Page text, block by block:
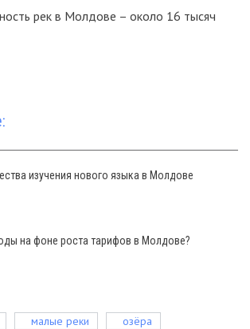
рек в Молдове – около 16 тысяч
изучения нового языка в Молдове
на фоне роста тарифов в Молдове?
малые реки
озёра